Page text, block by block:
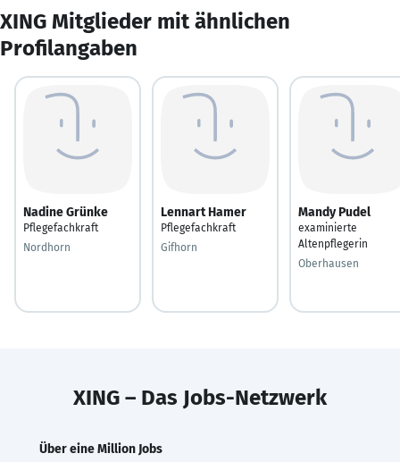
XING Mitglieder mit ähnlichen
Profilangaben
Nadine Grünke
Pflegefachkraft
Nordhorn
Lennart Hamer
Pflegefachkraft
Gifhorn
Mandy Pudel
examinierte
Altenpflegerin
Oberhausen
XING – Das Jobs-Netzwerk
Über eine Million Jobs